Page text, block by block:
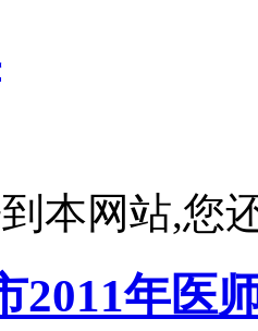
本网站,您
2011年医